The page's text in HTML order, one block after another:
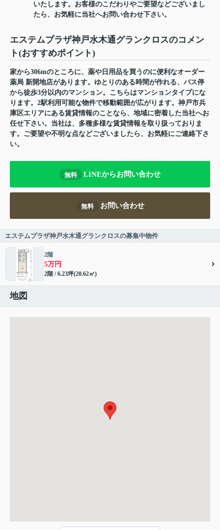
いたします。お客様のこだわりやご要望などございまし
たら、お気軽に当社へお問い合わせ下さい。
エステムプラザ神戸水木通グランクロスのコメン
ト(おすすめポイント)
家から306mのところに、薬や日用品を買うのに便利なオーダー
薬局 新開地店があります。ゆとりのある時間が作れる、バス停
から徒歩3分以内のマンション。こちらはマンションタイプにな
ります。2駅利用可能な物件で移動範囲が広がります。神戸市兵
庫区エリアにある賃貸情報のことなら、地域に密着した当社へお
任せ下さい。当社は、多種多様な賃貸情報を取り扱っておりま
す。ご要望や不明な点などございましたら、お気軽にご連絡下さ
い。
無料 LINEからお問い合わせ
無料 お問い合わせ
エステムプラザ神戸水木通グランクロスの募集中物件
2階
5万円
2階 / 6.23坪(20.62㎡)
地図